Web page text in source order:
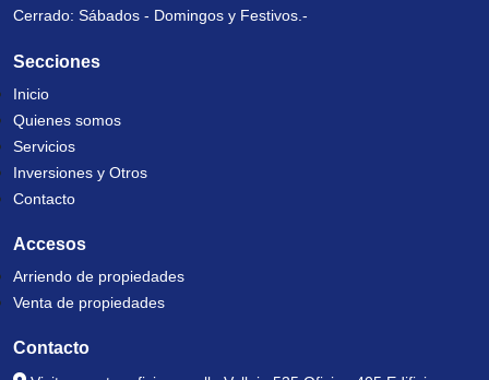
Cerrado: Sábados - Domingos y Festivos.-
Secciones
Inicio
Quienes somos
Servicios
Inversiones y Otros
Contacto
Accesos
Arriendo de propiedades
Venta de propiedades
Contacto